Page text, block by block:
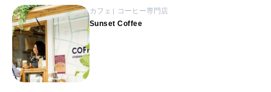
カフェ コーヒー専門店
Sunset Coffee